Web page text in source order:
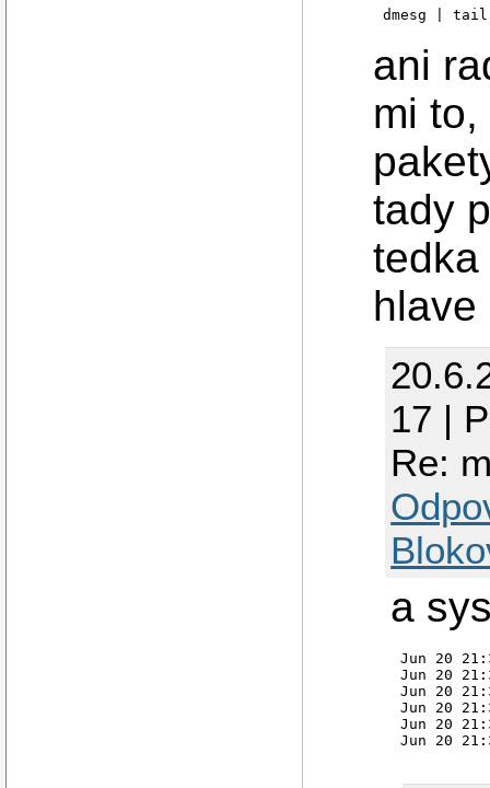
ani
mi
tady
tedka
17 |
Re:
a
Jun 20
Jun 20
Jun 20
Jun 20
Jun 20